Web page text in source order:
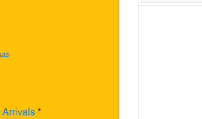
Arrivals*